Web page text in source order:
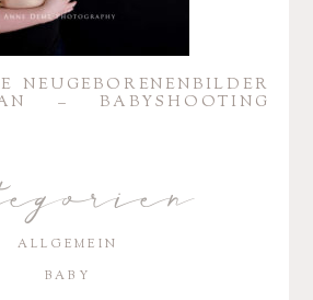
NEUGE­BO­RE­NEN­BILDER
– BABY­SHOO­TING
ALLGEMEIN
BABY